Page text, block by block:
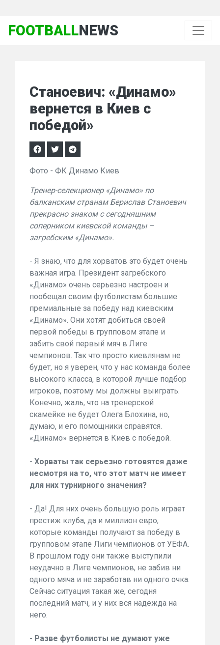
FOOTBALLNEWS
Станоевич: «Динамо»
вернется в Киев с
победой»
Фото - ФК Динамо Киев
Тренер-селекционер «Динамо» по
балканским странам Берислав Станоевич
прекрасно знаком с сегодняшним
соперником киевской команды –
загребским «Динамо».
- Я знаю, что для хорватов это будет очень
важная игра. Президент загребского
«Динамо» очень серьезно настроен и
пообещал своим футболистам большие
премиальные за победу над киевским
«Динамо». Они хотят добиться своей
первой победы в групповом этапе и
забить свой первый мяч в Лиге
чемпионов. Так что просто киевлянам не
будет, но я уверен, что у нас команда более
высокого класса, в которой лучше подбор
игроков, поэтому мы должны выиграть.
Конечно, жаль, что на тренерской
скамейке не будет Олега Блохина, но,
думаю, и его помощники справятся.
«Динамо» вернется в Киев с победой.
- Хорваты так серьезно готовятся даже
несмотря на то, что этот матч не имеет
для них турнирного значения?
- Да! Для них очень большую роль играет
престиж клуба, да и миллион евро,
которые команды получают за победу в
групповом этапе Лиги чемпионов от УЕФА.
В прошлом году они также выступили
неудачно в Лиге чемпионов, не забив ни
одного мяча и не заработав ни одного очка.
Сейчас ситуация такая же, сегодня
последний матч, и у них вся надежда на
него.
- Разве футболисты не думают уже